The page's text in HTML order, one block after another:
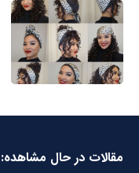
مقالات در حال مشاهده: